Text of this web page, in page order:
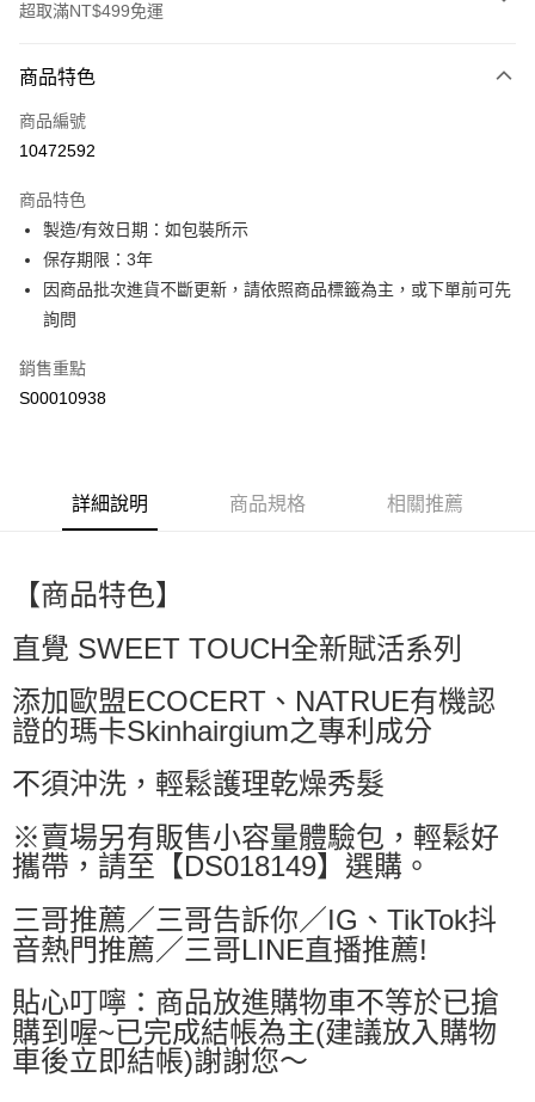
超取滿NT$499免運
信用卡一次付款
超商取貨付款
Apple Pay
街口支付
ATM付款
運送方式
全家取貨付款
每筆NT$60，滿NT$499(含以上)免運費
每筆NT$60，滿NT$499(含以上)免運費
付款後萊爾富取貨
7-11取貨付款
每筆NT$60，滿NT$499(含以上)免運費
付款後7-11取貨
每筆NT$60，滿NT$499(含以上)免運費
黑貓宅配
每筆NT$80，滿NT$799(含以上)免運費
宅配
商品特色
商品編號
10472592
商品特色
製造/有效日期：如包裝所示
保存期限：3年
因商品批次進貨不斷更新，請依照商品標籤為主，或下單前可先
詢問
銷售重點
S00010938
詳細說明 商品規格 相關推薦
【商品特色】
直覺 SWEET TOUCH全新賦活系列
添加歐盟ECOCERT、NATRUE有機認
證的瑪卡Skinhairgium之專利成分
不須沖洗，輕鬆護理乾燥秀髮
※賣場另有販售小容量體驗包，輕鬆好
攜帶，請至【DS018149】選購。
三哥推薦／三哥告訴你／IG、TikTok抖
音熱門推薦／三哥LINE直播推薦!
貼心叮嚀：商品放進購物車不等於已搶
購到喔~已完成結帳為主(建議放入購物
車後立即結帳)謝謝您～